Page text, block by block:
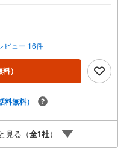
い耐震等級3取得☆◆蘇原第
校まで1350m□■□■物件のご
OK！＞希望日時が決まりま
でご案内致します（年末年
能！お仕事終わりでもご案内
店舗について■□■□店舗内
。□■□■ローンのご相談につい
スタッフがお応え致します。
探しを全力でサポートさせ
せ下さい！
ビュー 16件
料）
料無料）
見る（全1社）